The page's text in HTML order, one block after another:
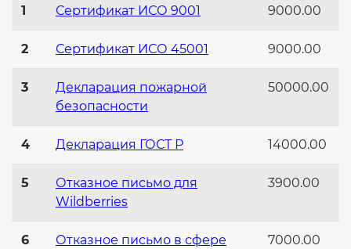
1 Сертификат ИСО 9001 9000.00
2 Сертификат ИСО 45001 9000.00
3
Декларация пожарной
безопасности
50000.00
4 Декларация ГОСТ Р 14000.00
5
Отказное письмо для
Wildberries
3900.00
6
Отказное письмо в сфере
7000.00